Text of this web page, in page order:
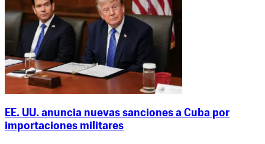
EE. UU. anuncia nuevas sanciones a Cuba por
importaciones militares